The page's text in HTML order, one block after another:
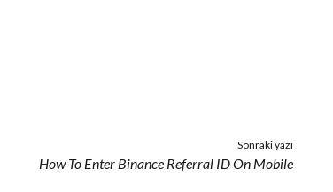
Sonraki yazı
How To Enter Binance Referral ID On Mobile